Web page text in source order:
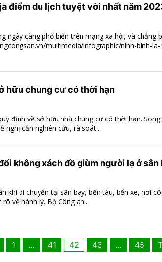
điểm du lịch tuyệt vời nhất năm
ngày càng phổ biến trên mạng xã hội, và chẳng
multimedia/infographic/ninh-binh-
hữu chung cư có thời hạn
định về sở hữu nhà chung cư có thời hạn.
nghị cần nghiên cứu, rà soát...
không xách đồ giùm người lạ ở sân
khi di chuyển tại sân bay, bến tàu, bến xe, nơi
về hành lý. Bộ Công an...
Phân
1 … 41 42 43 … 45